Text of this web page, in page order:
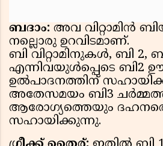
ബദാം: അവ വിറ്റാമിൻ
നല്ലൊരു ഉറവിടമാണ്.
ബി വിറ്റാമിനുകൾ, ബി 2,
എന്നിവയുൾപ്പെടെ ബി2
ഉൽപാദനത്തിന്
അതേസമയം ബി3
ആരോഗ്യത്തെയും
സഹായിക്കുന്നു.